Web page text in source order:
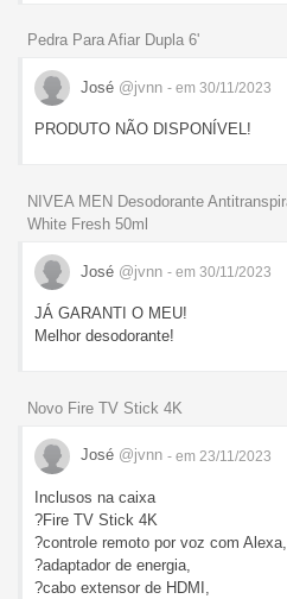
Pedra Para Afiar Dupla 6'
José @jvnn - em 30/11/2023
PRODUTO NÃO DISPONÍVEL!
NIVEA MEN Desodorante
White Fresh 50ml
José @jvnn - em 30/11/2023
JÁ GARANTI O MEU!
Melhor desodorante!
Novo Fire TV Stick 4K
José @jvnn - em 23/11/2023
Inclusos na caixa
?Fire TV Stick 4K
?controle remoto por voz com
?adaptador de energia,
?cabo extensor de HDMI,